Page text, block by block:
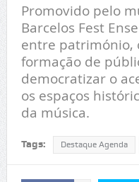
Promovido pelo
Barcelos Fest
entre património,
formação de
democratizar o
os espaços
da música.
Tags: Destaque Agenda